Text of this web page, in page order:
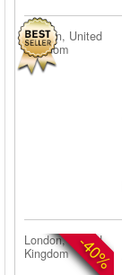
London, United
Kingdom
-40%
London, United
Kingdom